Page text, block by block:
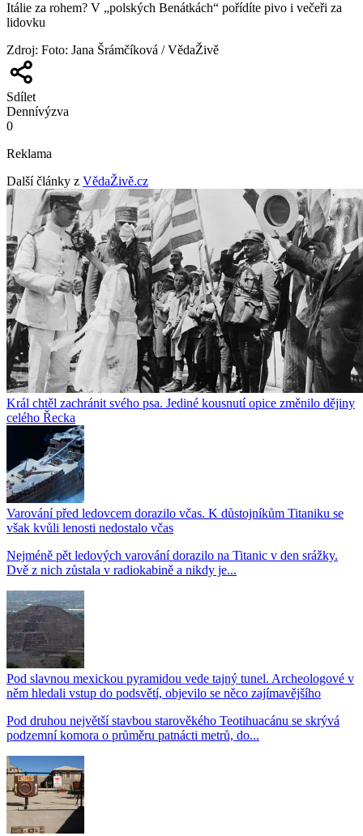
Itálie za rohem? V „polských Benátkách“ pořídíte pivo i večeři za
lidovku
Zdroj: Foto: Jana Šrámčíková / VědaŽivě
Sdílet
Dennívýzva
0
Reklama
Další články z VědaŽivě.cz
Král chtěl zachránit svého psa. Jediné kousnutí opice změnilo dějiny
celého Řecka
Varování před ledovcem dorazilo včas. K důstojníkům Titaniku se
však kvůli lenosti nedostalo včas
Nejméně pět ledových varování dorazilo na Titanic v den srážky.
Dvě z nich zůstala v radiokabině a nikdy je...
Pod slavnou mexickou pyramidou vede tajný tunel. Archeologové v
něm hledali vstup do podsvětí, objevilo se něco zajímavějšího
Pod druhou největší stavbou starověkého Teotihuacánu se skrývá
podzemní komora o průměru patnácti metrů, do...